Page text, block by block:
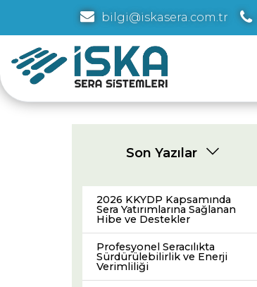
bilgi@iskasera.com.tr
Son Yazılar
2026 KKYDP Kapsamında
Sera Yatırımlarına Sağlanan
Hibe ve Destekler
Profesyonel Seracılıkta
Sürdürülebilirlik ve Enerji
Verimliliği